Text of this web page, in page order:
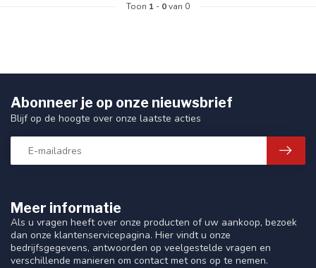
Toon 1 - 0van 0
Meer informatie
Als u vragen heeft over onze producten of uw aankoop, bezoek
dan onze klantenservicepagina. Hier vindt u onze
bedrijfsgegevens, antwoorden op veelgestelde vragen en
verschillende manieren om contact met ons op te nemen.
Abonneer je op onze nieuwsbrief
Blijf op de hoogte over onze laatste acties